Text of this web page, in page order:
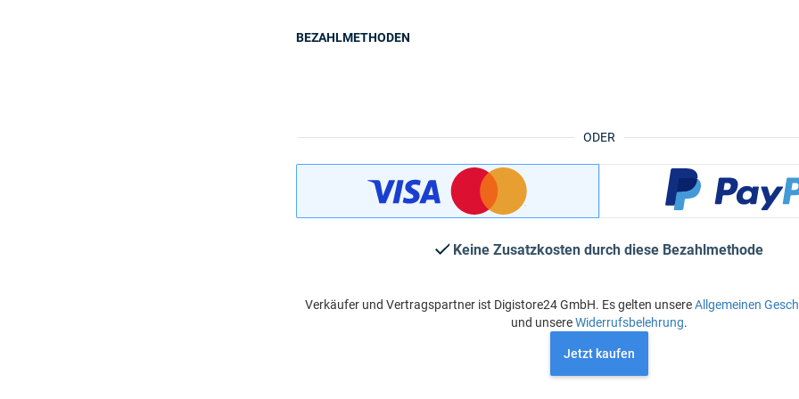
ODER
BEZAHLMETHODEN
Keine Zusatzkosten durch diese Bezahlmethode
Verkäufer und Vertragspartner ist Digistore24 GmbH. Es gelten unsereAllgemeinen
und unsereWiderrufsbelehrung.
Jetzt kaufen